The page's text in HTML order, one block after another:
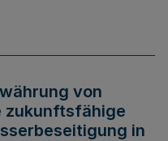
von
zukunftsfähige
in